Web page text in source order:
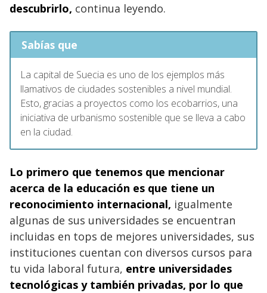
descubrirlo, continua leyendo.
Sabías que
La capital de Suecia es uno de los ejemplos más
llamativos de ciudades sostenibles a nivel mundial.
Esto, gracias a proyectos como los ecobarrios, una
iniciativa de urbanismo sostenible que se lleva a cabo
en la ciudad.
Lo primero que tenemos que mencionar
acerca de la educación es que tiene un
reconocimiento internacional, igualmente
algunas de sus universidades se encuentran
incluidas en tops de mejores universidades, sus
instituciones cuentan con diversos cursos para
tu vida laboral futura, entre universidades
tecnológicas y también privadas, por lo que